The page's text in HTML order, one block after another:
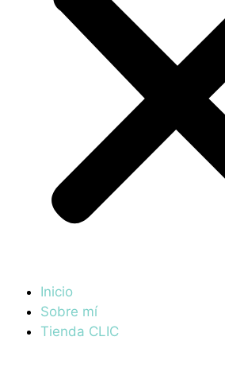
Inicio
Sobre mí
Tienda CLIC